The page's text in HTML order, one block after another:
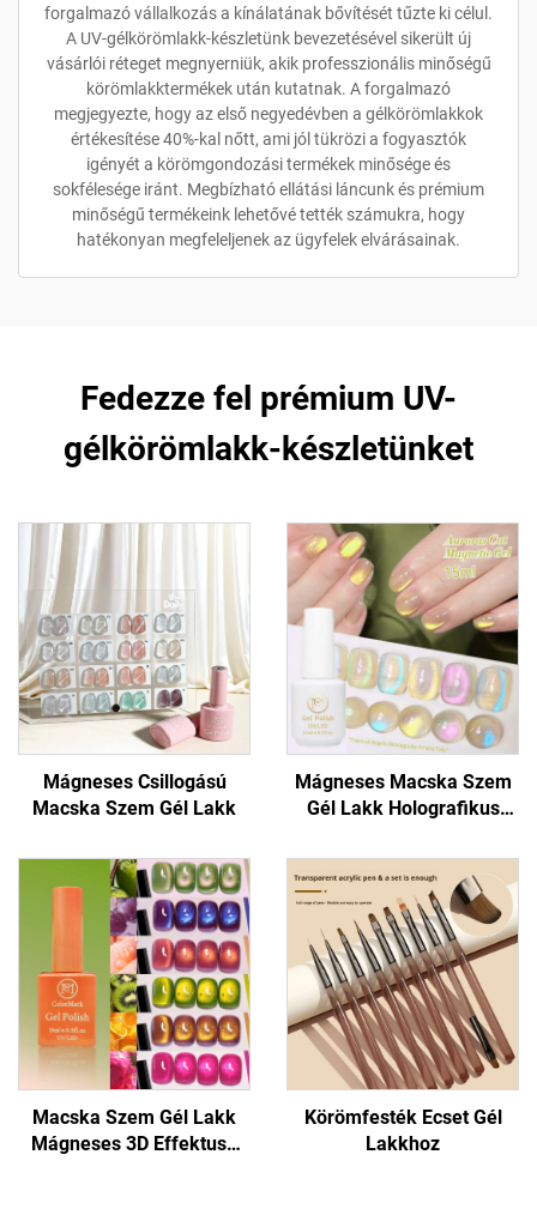
forgalmazó vállalkozás a kínálatának bővítését tűzte ki célul.
A UV-gélkörömlakk-készletünk bevezetésével sikerült új
vásárlói réteget megnyerniük, akik professzionális minőségű
körömlakktermékek után kutatnak. A forgalmazó
megjegyezte, hogy az első negyedévben a gélkörömlakkok
értékesítése 40%-kal nőtt, ami jól tükrözi a fogyasztók
igényét a körömgondozási termékek minősége és
sokfélesége iránt. Megbízható ellátási láncunk és prémium
minőségű termékeink lehetővé tették számukra, hogy
hatékonyan megfeleljenek az ügyfelek elvárásainak.
Fedezze fel prémium UV-
gélkörömlakk-készletünket
Mágneses Csillogású
Macska Szem Gél Lakk
Mágneses Macska Szem
Gél Lakk Holografikus
Macska Szem Gél Lakk
Mágneses 3D Effektusú
Körömfesték Ecset Gél
Lakkhoz